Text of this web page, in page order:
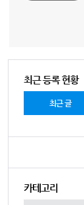
최근 등록 현황
최근 글
카테고리